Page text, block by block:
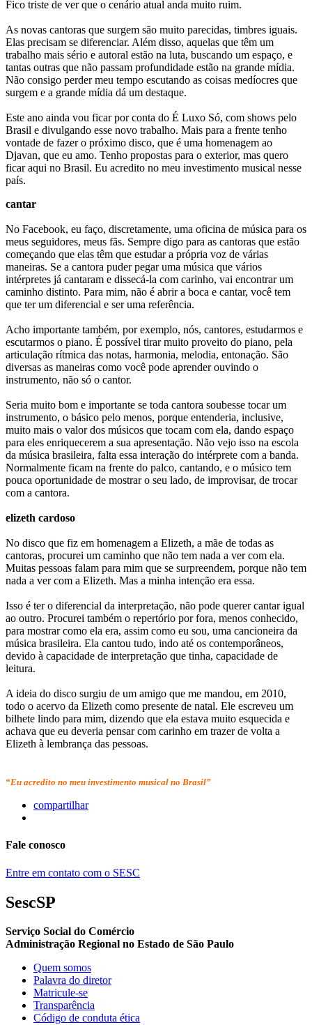
Fico triste de ver que o cenário atual anda muito ruim.
As novas cantoras que surgem são muito parecidas, timbres iguais.
Elas precisam se diferenciar. Além disso, aquelas que têm um
trabalho mais sério e autoral estão na luta, buscando um espaço, e
tantas outras que não passam profundidade estão na grande mídia.
Não consigo perder meu tempo escutando as coisas medíocres que
surgem e a grande mídia dá um destaque.
Este ano ainda vou ficar por conta do É Luxo Só, com shows pelo
Brasil e divulgando esse novo trabalho. Mais para a frente tenho
vontade de fazer o próximo disco, que é uma homenagem ao
Djavan, que eu amo. Tenho propostas para o exterior, mas quero
ficar aqui no Brasil. Eu acredito no meu investimento musical nesse
país.
cantar
No Facebook, eu faço, discretamente, uma oficina de música para os
meus seguidores, meus fãs. Sempre digo para as cantoras que estão
começando que elas têm que estudar a própria voz de várias
maneiras. Se a cantora puder pegar uma música que vários
intérpretes já cantaram e dissecá-la com carinho, vai encontrar um
caminho distinto. Para mim, não é abrir a boca e cantar, você tem
que ter um diferencial e ser uma referência.
Acho importante também, por exemplo, nós, cantores, estudarmos e
escutarmos o piano. É possível tirar muito proveito do piano, pela
articulação rítmica das notas, harmonia, melodia, entonação. São
diversas as maneiras como você pode aprender ouvindo o
instrumento, não só o cantor.
Seria muito bom e importante se toda cantora soubesse tocar um
instrumento, o básico pelo menos, porque entenderia, inclusive,
muito mais o valor dos músicos que tocam com ela, dando espaço
para eles enriquecerem a sua apresentação. Não vejo isso na escola
da música brasileira, falta essa interação do intérprete com a banda.
Normalmente ficam na frente do palco, cantando, e o músico tem
pouca oportunidade de mostrar o seu lado, de improvisar, de trocar
com a cantora.
elizeth cardoso
No disco que fiz em homenagem a Elizeth, a mãe de todas as
cantoras, procurei um caminho que não tem nada a ver com ela.
Muitas pessoas falam para mim que se surpreendem, porque não tem
nada a ver com a Elizeth. Mas a minha intenção era essa.
Isso é ter o diferencial da interpretação, não pode querer cantar igual
ao outro. Procurei também o repertório por fora, menos conhecido,
para mostrar como ela era, assim como eu sou, uma cancioneira da
música brasileira. Ela cantou tudo, indo até os contemporâneos,
devido à capacidade de interpretação que tinha, capacidade de
leitura.
A ideia do disco surgiu de um amigo que me mandou, em 2010,
todo o acervo da Elizeth como presente de natal. Ele escreveu um
bilhete lindo para mim, dizendo que ela estava muito esquecida e
achava que eu deveria pensar com carinho em trazer de volta a
Elizeth à lembrança das pessoas.
“Eu acredito no meu investimento musical no Brasil”
compartilhar
Fale conosco
Entre em contato com o SESC
SescSP
Serviço Social do Comércio
Administração Regional no Estado de São Paulo
Quem somos
Palavra do diretor
Matricule-se
Transparência
Código de conduta ética